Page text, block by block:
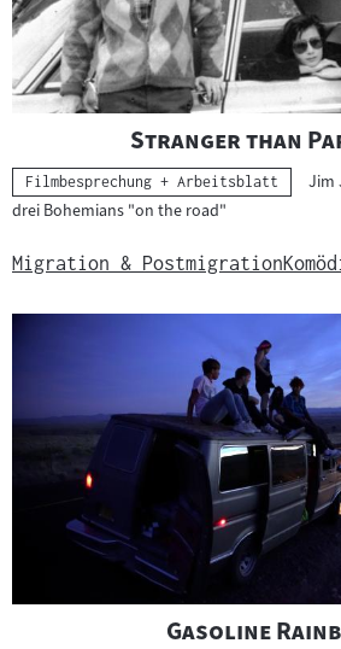
"
Stranger than
Kategorie:
Filmbesprechung + Arbeitsblatt
Jim
drei Bohemians "on the road"
Migration & Postmigration
"
Gasoline